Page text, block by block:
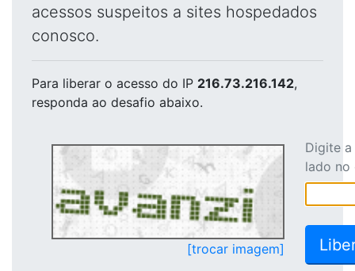
acessos suspeitos a sites hospedados
conosco.
Para liberar o acesso do IP 216.73.216.142,
responda ao desafio abaixo.
[trocar imagem]
Digite
lado no